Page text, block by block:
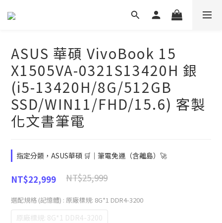
ASUS 華碩 VivoBook 15
X1505VA-0321S13420H 銀
(i5-13420H/8G/512GB
SSD/WIN11/FHD/15.6) 客製
化文書筆電
指定分類，ASUS華碩 🛒｜筆電免運（含離島）🚀
NT$25,999
NT$22,999
選配規格 (記憶體) : 原廠標規: 8G*1 DDR4-3200
原廠標規: 8G*1 DDR4-3200